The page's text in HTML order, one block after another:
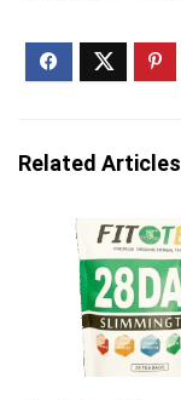
Related Articles